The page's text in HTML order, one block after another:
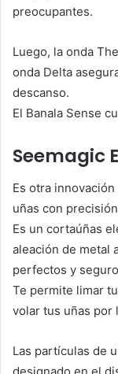
preocupantes.
Luego, la onda
onda Delta
descanso.
El Banala Sense
Seemagic
Es otra
uñas con
Es un cortaúñas
aleación de metal
perfectos y
Te permite limar
volar tus uñas por
Las partículas de